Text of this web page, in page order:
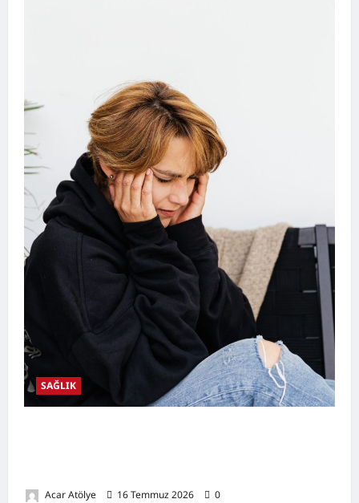
SAĞLIK
Acar Atölye 16 Temmuz 2026 0